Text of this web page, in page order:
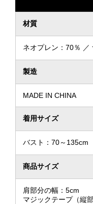
材質
ネオプレン：70％ ／
製造
MADE IN CHINA
着用サイズ
バスト：70～135cm
商品サイズ
肩部分の幅：5cm
マジックテープ（縦